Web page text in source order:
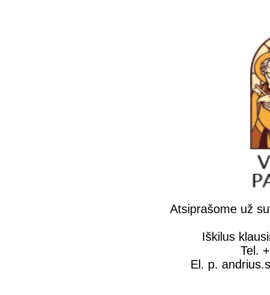
Atsiprašome už
Iškilus
Tel.
El. p.